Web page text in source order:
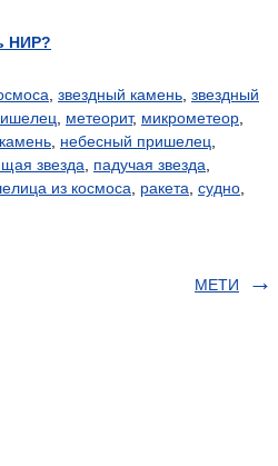
НИР?
звездный камень звездный
метеорит, микрометеор
небесный пришелец
звезда падучая звезда
из космоса ракета судно
МЕТИ